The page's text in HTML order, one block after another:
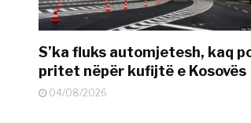
S’ka fluks automjetesh, kaq
pritet nëpër kufijtë e Kosovës
04/08/2026